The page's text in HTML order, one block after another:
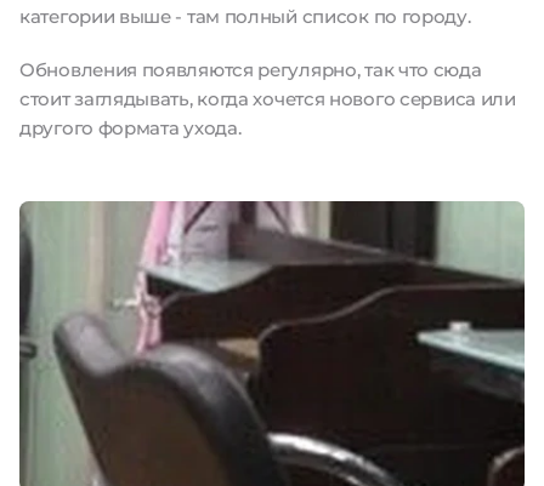
категории выше - там полный список по городу.
Обновления появляются регулярно, так что сюда
стоит заглядывать, когда хочется нового сервиса или
другого формата ухода.